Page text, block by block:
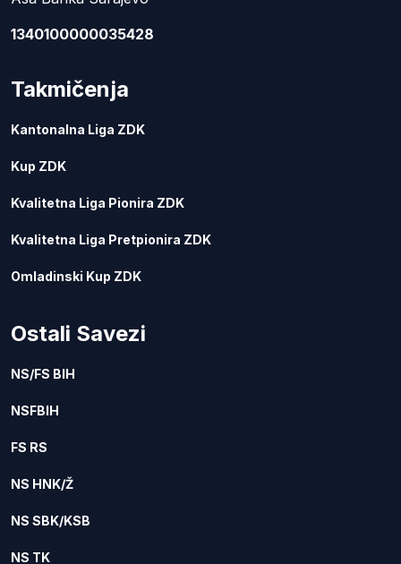
1340100000035428
Takmičenja
Kantonalna Liga ZDK
Kup ZDK
Kvalitetna Liga Pionira ZDK
Kvalitetna Liga Pretpionira ZDK
Omladinski Kup ZDK
Ostali Savezi
NS/FS BIH
NSFBIH
FS RS
NS HNK/Ž
NS SBK/KSB
NS TK